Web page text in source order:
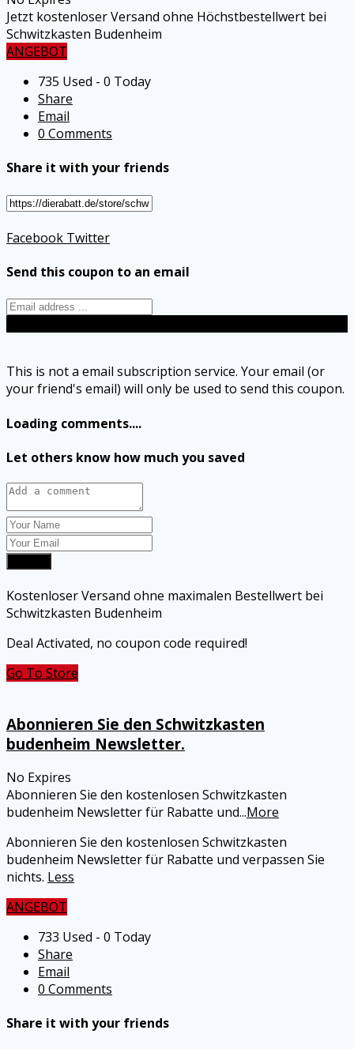
Jetzt kostenloser Versand ohne Höchstbestellwert bei
Schwitzkasten Budenheim
ANGEBOT
735 Used - 0 Today
Share
Email
0 Comments
Share it with your friends
Facebook Twitter
Send this coupon to an email
This is not a email subscription service. Your email (or
your friend's email) will only be used to send this coupon.
Loading comments....
Let others know how much you saved
Kostenloser Versand ohne maximalen Bestellwert bei
Schwitzkasten Budenheim
Deal Activated, no coupon code required!
Go To Store
Abonnieren Sie den Schwitzkasten
budenheim Newsletter.
No Expires
Abonnieren Sie den kostenlosen Schwitzkasten
budenheim Newsletter für Rabatte und...More
Abonnieren Sie den kostenlosen Schwitzkasten
budenheim Newsletter für Rabatte und verpassen Sie
nichts. Less
ANGEBOT
733 Used - 0 Today
Share
Email
0 Comments
Share it with your friends